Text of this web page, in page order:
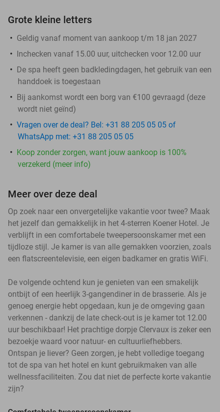
Grote kleine letters
Geldig vanaf moment van aankoop t/m 18 jan 2027
Inchecken vanaf 15.00 uur, uitchecken voor 12.00 uur
De spa heeft geen badkledingdagen, het gebruik van een
handdoek is toegestaan
Bij aankomst wordt een borg van €100 gevraagd (deze
wordt niet geïnd)
Vragen over de deal? Bel: +31 88 205 05 05 of
WhatsApp met: +31 88 205 05 05
Koop zonder zorgen, want jouw aankoop is 100%
verzekerd (meer info)
Meer over deze deal
Op zoek naar een onvergetelijke vakantie voor twee? Maak
het jezelf dan gemakkelijk in het 4-sterren Koener Hotel. Je
verblijft in een comfortabele tweepersoonskamer met een
tijdloze stijl. Je kamer is van alle gemakken voorzien, zoals
een flatscreentelevisie, een eigen badkamer en gratis WiFi.
De volgende ochtend kun je genieten van een smakelijk
ontbijt of een heerlijk 3-gangendiner in de brasserie. Als je
genoeg energie hebt opgedaan, kun je de omgeving gaan
verkennen - dankzij de late check-out is je kamer tot 12.00
uur beschikbaar! Het prachtige dorpje Clervaux is zeker een
bezoekje waard voor natuur- en cultuurliefhebbers.
Ontspan je liever? Geen zorgen, je hebt volledige toegang
tot de spa van het hotel en kunt gebruikmaken van alle
wellnessfaciliteiten. Zou dat niet de perfecte korte vakantie
zijn?